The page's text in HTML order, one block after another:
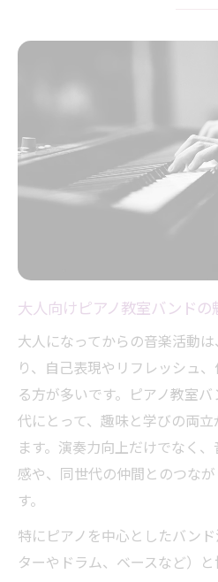
大人向けピアノ教室バンド
大人になってからの音楽活動
り、自己表現やリフレッシュ
る方が多いです。ピアノ教室
代にとって、趣味と学びの両
ます。演奏力向上だけでなく
感や、同世代の仲間とのつな
す。
特にピアノを中心としたバン
ターやドラム、ベースなど）